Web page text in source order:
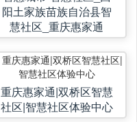
阳土家族苗族自治县智
慧社区_重庆惠家通
重庆惠家通|双桥区智慧
社区|智慧社区体验中心